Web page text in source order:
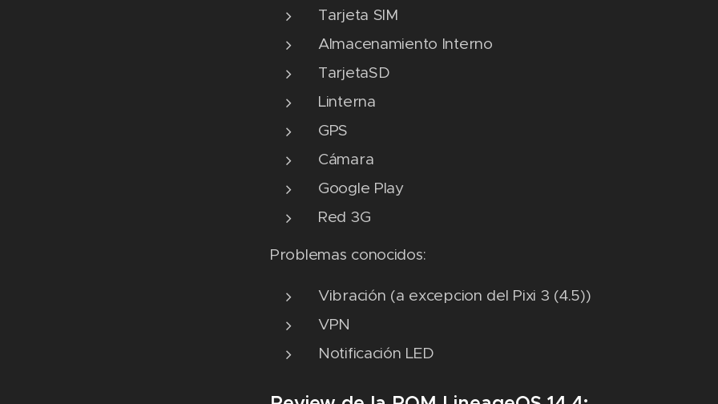
Tarjeta SIM
Almacenamiento Interno
TarjetaSD
Linterna
GPS
Cámara
Google Play
Red 3G
Problemas conocidos:
Vibración (a excepcion del Pixi 3 (4.5))
VPN
Notificación LED